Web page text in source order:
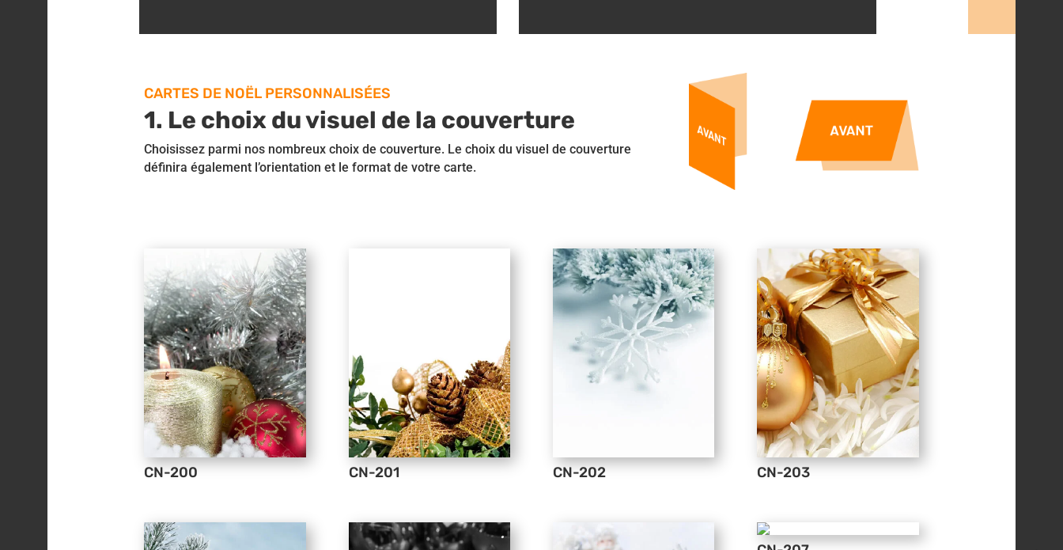
CARTES DE NOËL PERSONNALISÉES
1. Le choix du visuel de la couverture
Choisissez parmi nos nombreux choix de couverture. Le choix du visuel de couverture
définira également l’orientation et le format de votre carte.
CN-200 CN-201 CN-202 CN-203